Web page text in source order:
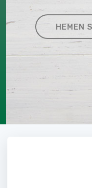
HEMEN